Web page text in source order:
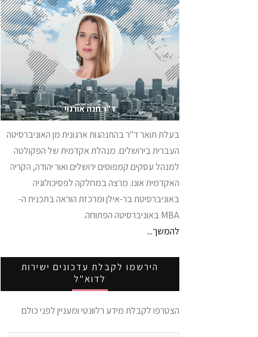
ד"ר חנה אורנוי
בעלת תואר ד"ר בהתנהגות ארגונית מן האוניברסיטה
העברית בירושלים. מנהלת אקדמית של הפקולטה
למנהל עסקים קמפוסים ירושלים ואור יהודה, הקריה
האקדמית אונו. מרצה במחלקה לפסיכולוגיה
באוניברסיטת בר-אילן ומרכזת הוראה בתכנית ה-
MBA באוניברסיטה הפתוחה.
להמשך...
הירשמו לקבלת עדכונים ישירות
לדוא"ל
הצטרפו לקבלת מידע רלוונטי ומעניין לפני כולם